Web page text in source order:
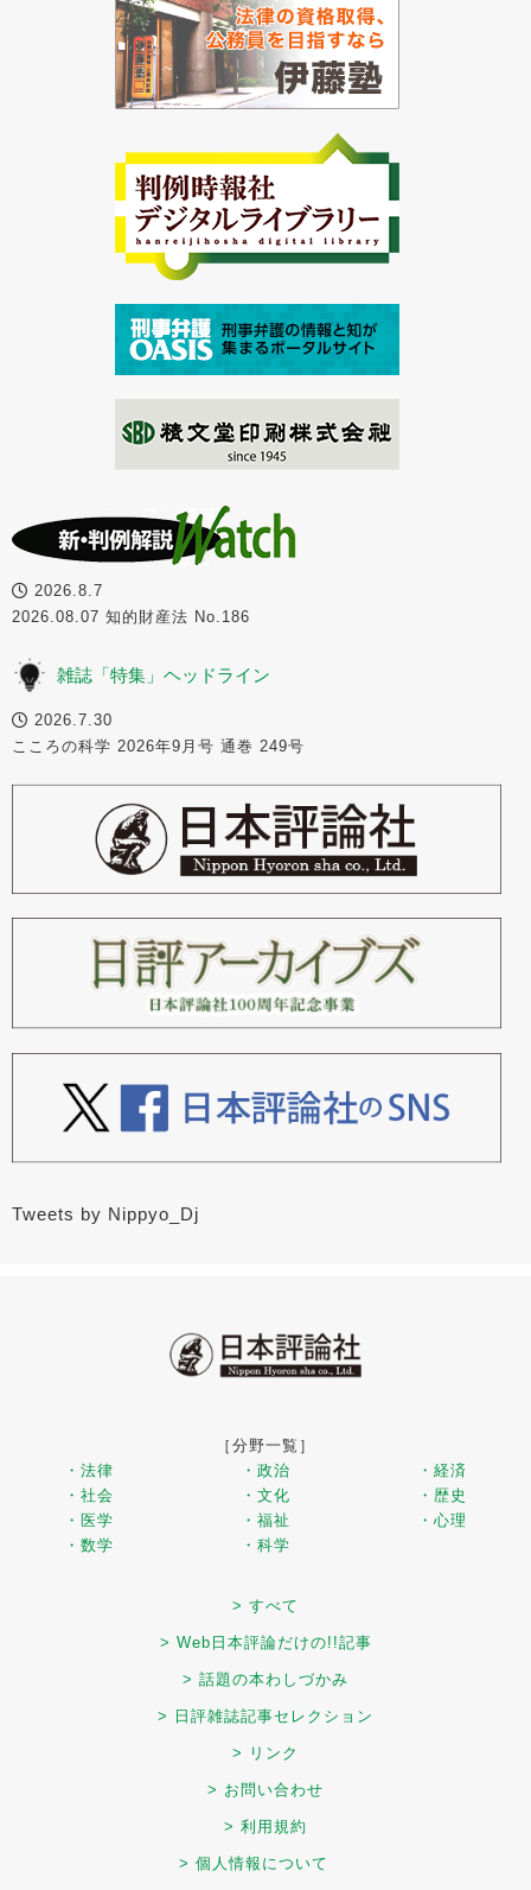
2026.8.7
2026.08.07 知的財産法 No.186
雑誌「特集」ヘッドライン
2026.7.30
こころの科学 2026年9月号 通巻 249号
Tweets by Nippyo_Dj
［分野一覧］
・法律
・政治
・経済
・社会
・文化
・歴史
・医学
・福祉
・心理
・数学
・科学
> すべて
> Web日本評論だけの!!記事
> 話題の本わしづかみ
> 日評雑誌記事セレクション
> リンク
> お問い合わせ
> 利用規約
> 個人情報について